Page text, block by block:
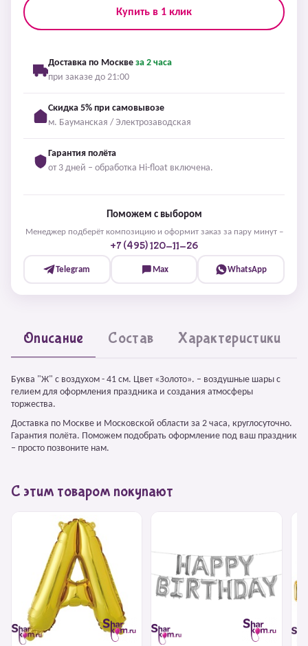
Купить в 1 клик
Доставка по Москве за 2 часа
при заказе до 21:00
Скидка 5% при самовывозе
м. Бауманская / Электрозаводская
Гарантия полёта
от 3 дней – обработка Hi-float включена.
Поможем с выбором
Менеджер подберёт композицию и оформит заказ за пару минут –
+7 (495) 120-11-26
Telegram Max WhatsApp
Описание Состав Характеристики
Буква "Ж" с воздухом - 41 см. Цвет «Золото». – воздушные шары с
гелием для оформления праздника и создания атмосферы
торжества.
Доставка по Москве и Московской области за 2 часа, круглосуточно.
Гарантия полёта. Поможем подобрать оформление под ваш праздник
– просто позвоните нам.
С этим товаром покупают